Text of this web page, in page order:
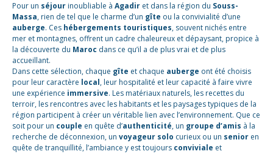
Pour un séjour inoubliable à Agadir et dans la région du Souss-
Massa, rien de tel que le charme d’un gîte ou la convivialité d’une
auberge. Ces hébergements touristiques, souvent nichés entre
mer et montagnes, offrent un cadre chaleureux et dépaysant, propice à
la découverte du Maroc dans ce qu’il a de plus vrai et de plus
accueillant.
Dans cette sélection, chaque gîte et chaque auberge ont été choisis
pour leur caractère local, leur hospitalité et leur capacité à faire vivre
une expérience immersive. Les matériaux naturels, les recettes du
terroir, les rencontres avec les habitants et les paysages typiques de la
région participent à créer un véritable lien avec l’environnement. Que ce
soit pour un couple en quête d’authenticité, un groupe d’amis à la
recherche de déconnexion, un voyageur solo curieux ou un senior en
quête de tranquillité, l’ambiance y est toujours conviviale et